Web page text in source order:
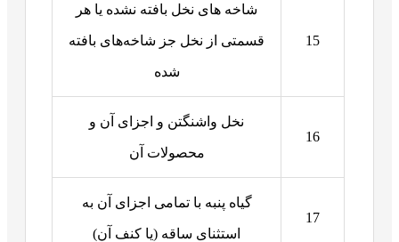
15
شاخه های نخل بافته نشده یا هر
قسمتی از نخل جز شاخه‌های بافته
شده
16
نخل واشنگتن و اجزای آن و
محصولات آن
17
گیاه پنبه با تمامی اجزای آن به
استثنای ساقه (یا کنف آن)